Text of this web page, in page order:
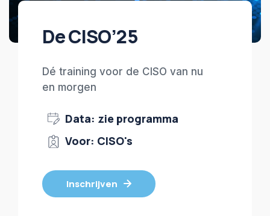
De CISO’25
Dé training voor de CISO van nu
en morgen
Data: zie programma
Voor: CISO's
Inschrijven